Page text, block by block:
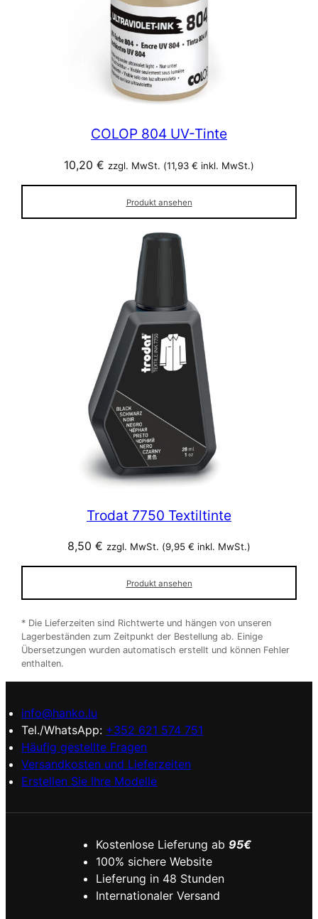
COLOP 804 UV-Tinte
10,20 € zzgl. MwSt. (11,93 € inkl. MwSt.)
Produkt ansehen
Trodat 7750 Textiltinte
8,50 € zzgl. MwSt. (9,95 € inkl. MwSt.)
Produkt ansehen
* Die Lieferzeiten sind Richtwerte und hängen von unseren
Lagerbeständen zum Zeitpunkt der Bestellung ab. Einige
Übersetzungen wurden automatisch erstellt und können Fehler
enthalten.
info@hanko.lu
Tel./WhatsApp: +352 621 574 751
Häufig gestellte Fragen
Versandkosten und Lieferzeiten
Erstellen Sie Ihre Modelle
Kostenlose Lieferung ab 95€
100% sichere Website
Lieferung in 48 Stunden
Internationaler Versand